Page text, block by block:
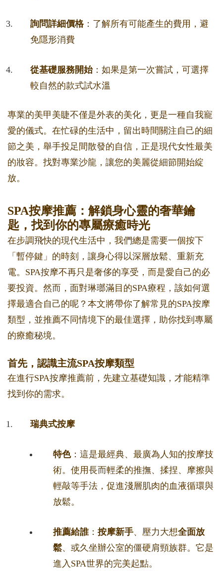
詢問詳細價格：了解所有可能產生的費用，避
免隱形消費
從基礎服務開始：如果是第一次嘗試，可選擇
較自然的款式試水溫
專業的美甲美睫不僅是外表的美化，更是一種自我寵
愛的儀式。在忙碌的生活中，留出時間關注自己的細
節之美，舉手投足間散發的自信，正是現代女性最美
的妝容。找對專業沙龍，讓您的美麗從細節開始綻
放。
SPA按摩推薦：解鎖身心靈的奢華鑰
匙，找到你的專屬療癒時光
在步調飛快的現代生活中，我們總是需要一個按下
「暫停鍵」的時刻，讓身心得以深層放鬆、重新充
電。SPA按摩不再只是奢侈的享受，而是愛自己的必
要投資。然而，面對琳瑯滿目的SPA療程，該如何選
擇最適合自己的呢？本文將帶你了解常見的SPA按摩
類型，並推薦不同情境下的最佳選擇，助你找到專屬
的療癒秘境。
首先，認識主流SPA按摩類型
在進行SPA按摩推薦前，先建立基礎知識，才能精準
找到你的需求。
瑞典式按摩
特色：這是最經典、最廣為人知的按摩技
術。使用長而輕柔的推撫、揉捏、摩擦與
輕敲等手法，促進淺層肌肉的血液循環與
放鬆。
推薦給誰： 按摩新手、壓力大想全面放
鬆、或久坐辦公室的僵硬肩頸族群。它是
進入SPA世界的完美起點。